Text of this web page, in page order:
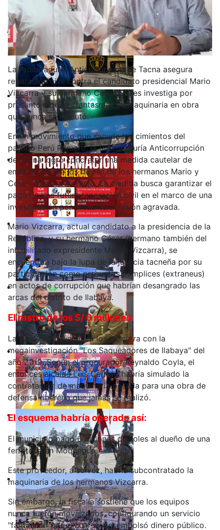
La Procuraduría Anticorrupción de Tacna asegura
reparación civil contra el candidato presidencial Mario
Vizcarra y su hermano César. Se les investiga por
presunto alquiler "fantasma" de maquinaria en obra
que nunca se ejecutó.
En un movimiento que sacude los cimientos del
partido Perú Primero, la Procuraduría Anticorrupción
de Tacna logró concretar una medida cautelar de
embargo sobre los bienes de los hermanos Mario y
César Vizcarra Cornejo. La medida busca garantizar el
pago de una futura reparación civil en el marco de una
investigación por presunta colusión agravada.
Mario Vizcarra, actual candidato a la presidencia de la
República, y su hermano César (hermano también del
inhabilitado expresidente Martín Vizcarra), se
encuentran bajo la lupa de la justicia tacneña por su
participación como presuntos cómplices (extraneus)
en actos de corrupción que habrían desangrado las
arcas del distrito de Ilabaya.
El rastro de los S/ 6 millones
La tesis fiscal vincula a los Vizcarra con la
megainvestigación "Los Saqueadores de Ilabaya" del
año 2019. Según el procurador Reynaldo Coyla, el
entonces alcalde Luis Cerrato habría simulado la
contratación de maquinaria pesada para una obra de
defensa ribereña que jamás se realizó.
El esquema habría operado así:
El municipio pagó 6 millones de soles al dueño de una
ferretería en Moquegua.
Este proveedor, a su vez, habría subcontratado la
maquinaria de los hermanos Vizcarra.
Sin embargo, la fiscalía sostiene que los equipos
nunca fueron movilizados, configurando un servicio
"fantasma" por el cual se desembolsó dinero público.